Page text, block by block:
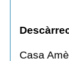
Casa